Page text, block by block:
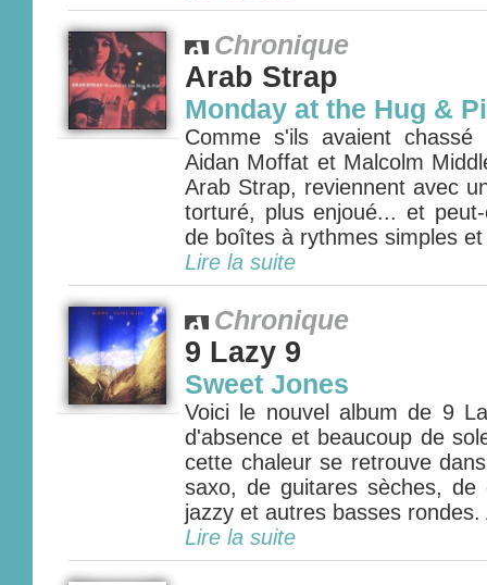
Chronique
Arab Strap
Monday at the Hug &
Comme s'ils avaient chassé
Aidan Moffat et Malcolm
Arab Strap, reviennent avec
torturé, plus enjoué... et
de boîtes à rythmes simples
Lire la suite
Chronique
9 Lazy 9
Sweet Jones
Voici le nouvel album de 9
d'absence et beaucoup de
cette chaleur se retrouve
saxo, de guitares sèches, de
jazzy et autres basses rondes.
Lire la suite